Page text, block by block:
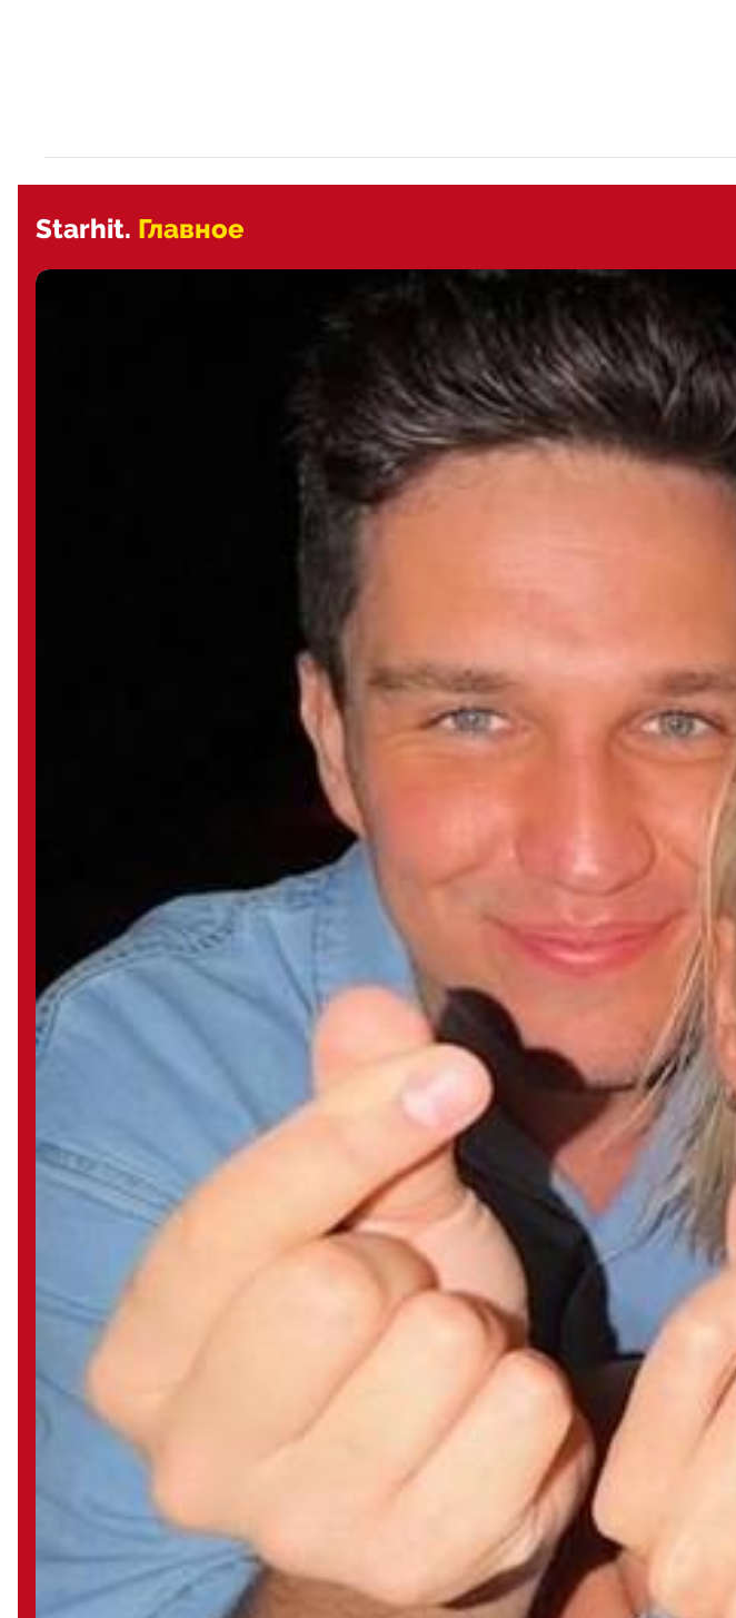
Starhit. Главное